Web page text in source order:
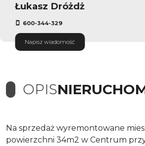
Łukasz Dróżdż
600-344-329
Napisz wiadomość
OPIS
Na sprzedaż wyremontowane
powierzchni 34m2 w Centrum